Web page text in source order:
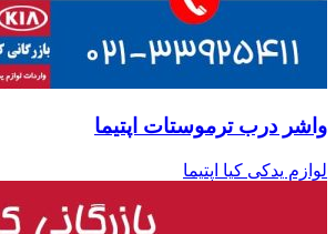
واشر درب ترموستات اپتیما
لوازم یدکی کیا اپتیما